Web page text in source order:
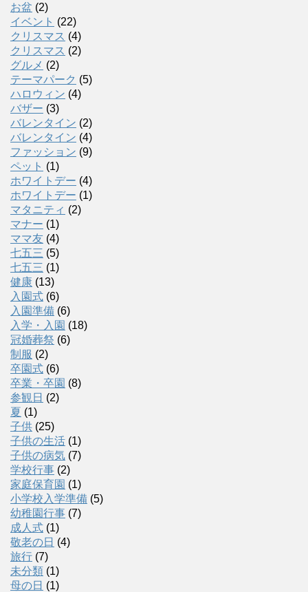
お盆 (2)
イベント (22)
クリスマス (4)
クリスマス (2)
グルメ (2)
テーマパーク (5)
ハロウィン (4)
バザー (3)
バレンタイン (2)
バレンタイン (4)
ファッション (9)
ペット (1)
ホワイトデー (4)
ホワイトデー (1)
マタニティ (2)
マナー (1)
ママ友 (4)
七五三 (5)
七五三 (1)
健康 (13)
入園式 (6)
入園準備 (6)
入学・入園 (18)
冠婚葬祭 (6)
制服 (2)
卒園式 (6)
卒業・卒園 (8)
参観日 (2)
夏 (1)
子供 (25)
子供の生活 (1)
子供の病気 (7)
学校行事 (2)
家庭保育園 (1)
小学校入学準備 (5)
幼稚園行事 (7)
成人式 (1)
敬老の日 (4)
旅行 (7)
未分類 (1)
母の日 (1)